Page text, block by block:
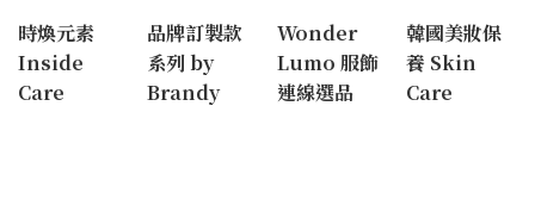
時煥元素
Inside
Care
品牌訂製款
系列 by
Brandy
Wonder
Lumo 服飾
連線選品
韓國美妝保
養 Skin
Care